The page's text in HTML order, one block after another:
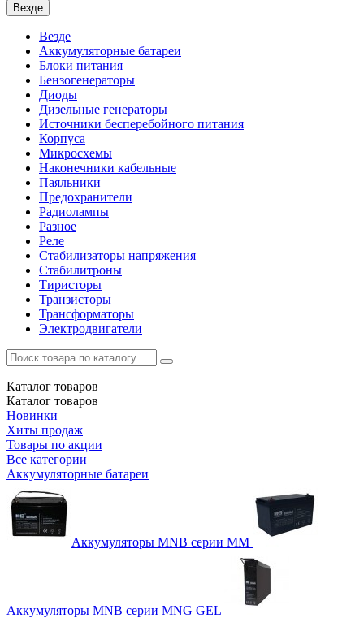
Везде
Везде
Аккумуляторные батареи
Блоки питания
Бензогенераторы
Диоды
Дизельные генераторы
Источники бесперебойного питания
Корпуса
Микросхемы
Наконечники кабельные
Паяльники
Предохранители
Радиолампы
Разное
Реле
Стабилизаторы напряжения
Стабилитроны
Тиристоры
Транзисторы
Трансформаторы
Электродвигатели
Каталог товаров
Каталог товаров
Новинки
Хиты продаж
Товары по акции
Все категории
Аккумуляторные батареи
Аккумуляторы MNB серии MM
Аккумуляторы MNB серии MNG GEL